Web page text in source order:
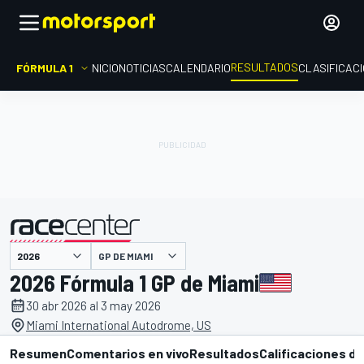
FÓRMULA 1 INICIONOTICIASCALENDARIORESULTADOS
presentado por GP DE MIAMI
2026 Fórmula 1 GP de Miami
30 abr 2026 al 3 may 2026
Miami International Autodrome, US
ResumenComentarios en vivoResultadosCalificaciones